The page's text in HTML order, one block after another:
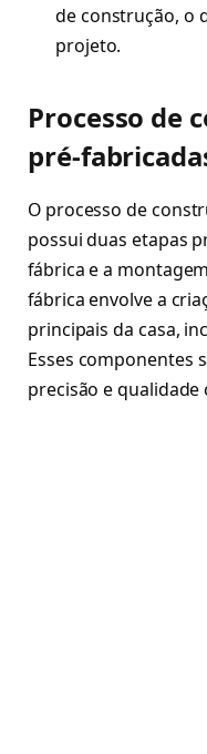
de construção, o
projeto.
Processo de
pré-
O processo de
possui duas etapas
fábrica e a
fábrica envolve a
principais da casa,
Esses componentes
precisão e